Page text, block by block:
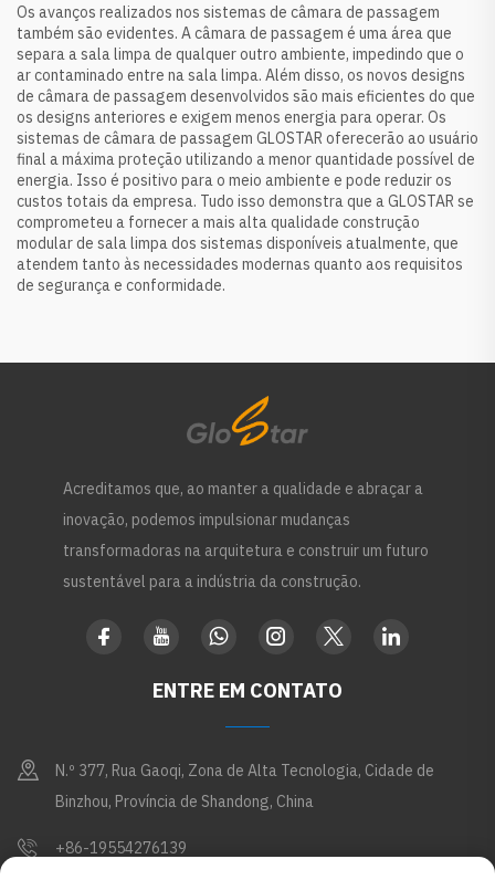
Os avanços realizados nos sistemas de câmara de passagem
também são evidentes. A câmara de passagem é uma área que
separa a sala limpa de qualquer outro ambiente, impedindo que o
ar contaminado entre na sala limpa. Além disso, os novos designs
de câmara de passagem desenvolvidos são mais eficientes do que
os designs anteriores e exigem menos energia para operar. Os
sistemas de câmara de passagem GLOSTAR oferecerão ao usuário
final a máxima proteção utilizando a menor quantidade possível de
energia. Isso é positivo para o meio ambiente e pode reduzir os
custos totais da empresa. Tudo isso demonstra que a GLOSTAR se
comprometeu a fornecer a mais alta qualidade construção
modular de sala limpados sistemas disponíveis atualmente, que
atendem tanto às necessidades modernas quanto aos requisitos
de segurança e conformidade.
Acreditamos que, ao manter a qualidade e abraçar a
inovação, podemos impulsionar mudanças
transformadoras na arquitetura e construir um futuro
sustentável para a indústria da construção.
ENTRE EM CONTATO
N.º 377, Rua Gaoqi, Zona de Alta Tecnologia, Cidade de
Binzhou, Província de Shandong, China
+86-19554276139